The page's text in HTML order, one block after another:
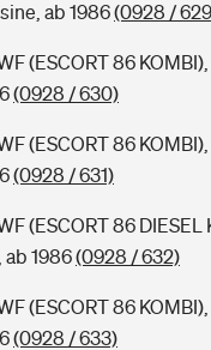
ab 1986(0928 /
(ESCORT 86
(0928 / 630)
(ESCORT 86
(0928 / 631)
(ESCORT 86 DIESEL
ab 1986(0928 / 632)
(ESCORT 86
(0928 / 633)